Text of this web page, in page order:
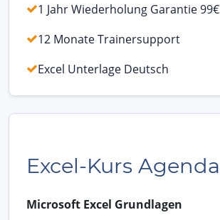
1 Jahr Wiederholung Garantie 99€
12 Monate Trainersupport
Excel Unterlage Deutsch
Excel-Kurs Agenda
Microsoft Excel Grundlagen